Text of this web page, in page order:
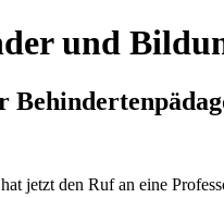
und
jetzt den Ruf an eine